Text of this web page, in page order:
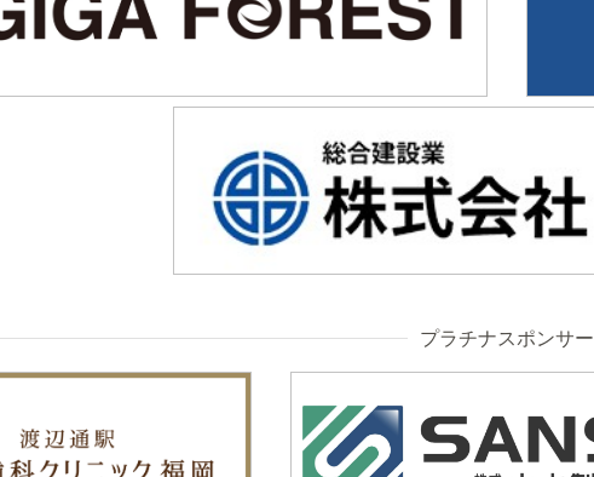
プラチナスポンサー